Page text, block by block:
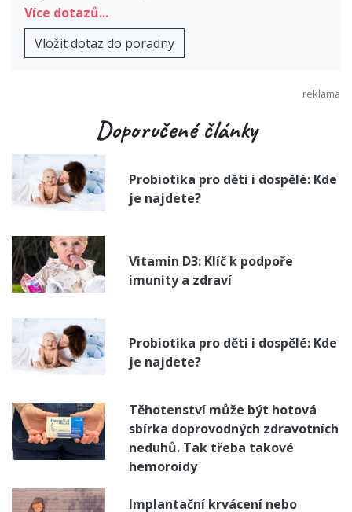
Více dotazů...
Vložit dotaz do poradny
Doporučené články
Probiotika pro děti i dospělé: Kde
je najdete?
Vitamin D3: Klíč k podpoře
imunity a zdraví
Probiotika pro děti i dospělé: Kde
je najdete?
Těhotenství může být hotová
sbírka doprovodných zdravotních
neduhů. Tak třeba takové
hemoroidy
Implantační krvácení nebo